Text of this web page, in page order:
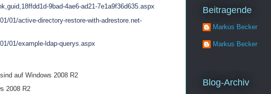
9bad-4ae6-ad21-7e1a9f36d635.aspx
01/active-directory-restore-with-adrestore.net-
01/example-ldap-querys.aspx
auf Windows 2008 R2
2008 R2
Beitragende
Markus Becker
Markus Becker
Blog-Archiv